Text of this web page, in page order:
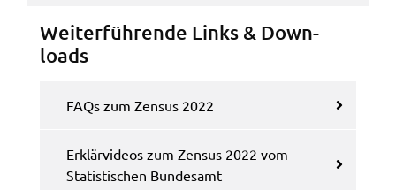
Weiter­füh­ren­de Links & Down­
loads
FAQs zum Zensus 2022
Erklär­vi­de­os zum Zensus 2022 vom
Statis­ti­schen Bundes­amt
Anbieter:
Google Maps
Anzeige Google Kartendienst
BayernAtlas